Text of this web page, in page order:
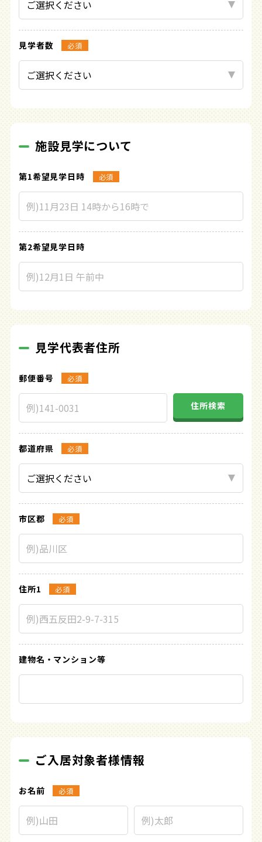
見学者数 必須
施設見学について
第1希望見学日時 必須
第2希望見学日時
見学代表者住所
郵便番号 必須
住所検索
都道府県 必須
市区郡 必須
住所1 必須
建物名・ マンション等
ご入居対象者様情報
お名前 必須